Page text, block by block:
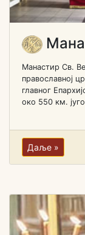
Манастир Св.
православној
главног
око 550 км.
Даље »